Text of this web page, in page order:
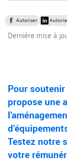
Autoriser
Dernière mise à
Pour soutenir
propose une
Testez notre
votre